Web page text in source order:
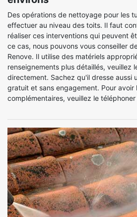
Des opérations de nettoyage pour les
effectuer au niveau des toits. Il faut
réaliser ces interventions qui peuvent
ce cas, nous pouvons vous conseiller
Renove. Il utilise des matériels
renseignements plus détaillés, veuillez
directement. Sachez qu'il dresse aussi
gratuit et sans engagement. Pour avoir
complémentaires, veuillez le